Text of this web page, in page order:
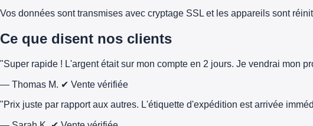
Vos données sont transmises avec cryptage SSL et les appareils sont
Ce que disent nos clients
"Super rapide ! L'argent était sur mon compte en 2 jours. Je vendrai mon
— Thomas M. ✔ Vente vérifiée
"Prix juste par rapport aux autres. L'étiquette d'expédition est arrivée